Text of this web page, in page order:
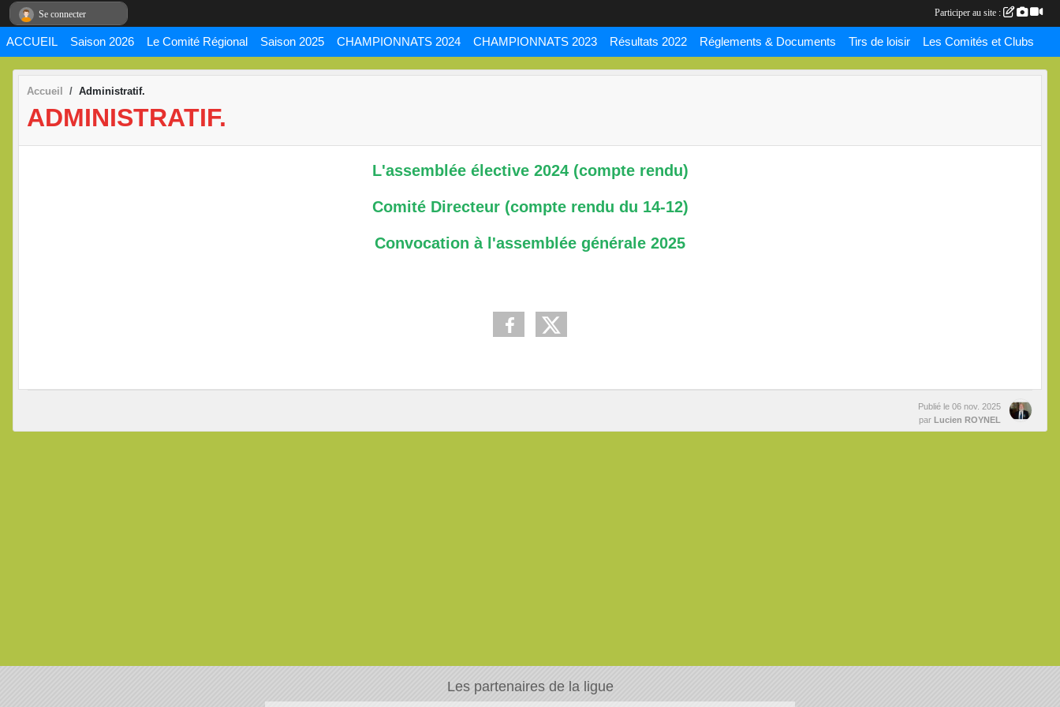
ACCUEIL Saison 2026 Le Comité Régional Saison 2025 CHAMPIONNATS 2024 CHAMPIONNATS 2023 Résultats 2022 Réglements & Documents Tirs de loisir Les Comités et Clubs
Accueil Administratif.
ADMINISTRATIF.
L'assemblée élective 2024 (compte rendu)
Comité Directeur (compte rendu du 14-12)
Convocation à l'assemblée générale 2025
Publié le 06 nov. 2025
par Lucien ROYNEL
Les partenaires de la ligue
Se connecter Participer au site :
Panneau de gestion des cookies